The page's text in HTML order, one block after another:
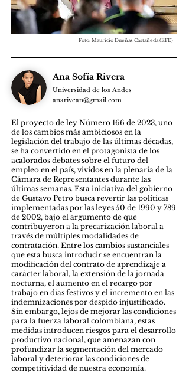
Foto: Mauricio Dueñas Castañeda (EFE)
Ana Sofía Rivera
Universidad de los Andes
anarivean@gmail.com
El proyecto de ley Número 166 de 2023, uno
de los cambios más ambiciosos en la
legislación del trabajo de las últimas décadas,
se ha convertido en el protagonista de los
acalorados debates sobre el futuro del
empleo en el país, vividos en la plenaria de la
Cámara de Representantes durante las
últimas semanas. Esta iniciativa del gobierno
de Gustavo Petro busca revertir las políticas
implementadas por las leyes 50 de 1990 y 789
de 2002, bajo el argumento de que
contribuyeron a la precarización laboral a
través de múltiples modalidades de
contratación. Entre los cambios sustanciales
que esta busca introducir se encuentran la
modificación del contrato de aprendizaje a
carácter laboral, la extensión de la jornada
nocturna, el aumento en el recargo por
trabajo en días festivos y el incremento en las
indemnizaciones por despido injustificado.
Sin embargo, lejos de mejorar las condiciones
para la fuerza laboral colombiana, estas
medidas introducen riesgos para el desarrollo
productivo nacional, que amenazan con
profundizar la segmentación del mercado
laboral y deteriorar las condiciones de
competitividad de nuestra economía.